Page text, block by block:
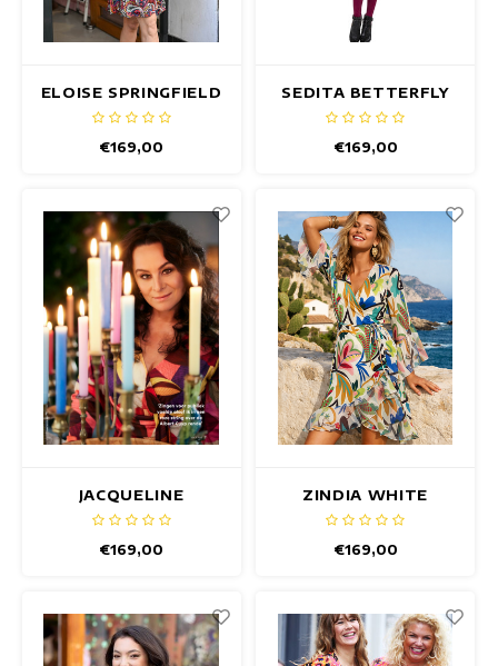
ELOISE SPRINGFIELD
JURK
€169,00
SEDITA BETTERFLY
JURK
€169,00
JACQUELINE
CAMPELLO JURK
€169,00
ZINDIA WHITE
FIESTA JURK
€169,00